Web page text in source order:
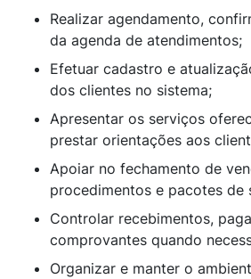
Realizar agendamento,
da agenda de atendimentos;
Efetuar cadastro e
dos clientes no sistema;
Apresentar os serviços
prestar orientações aos
Apoiar no fechamento de
procedimentos e pacotes de
Controlar recebimentos,
comprovantes quando
Organizar e manter o